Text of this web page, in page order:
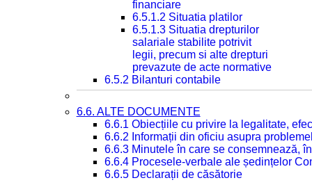
financiare
6.5.1.2 Situatia platilor
6.5.1.3 Situatia drepturilor
salariale stabilite potrivit
legii, precum si alte drepturi
prevazute de acte normative
6.5.2 Bilanturi contabile
6.6. ALTE DOCUMENTE
6.6.1 Obiecțiile cu privire la legalitate,
6.6.2 Informații din oficiu asupra
6.6.3 Minutele în care se consemnează,
6.6.4 Procesele-verbale ale ședințelor
6.6.5 Declarații de căsătorie